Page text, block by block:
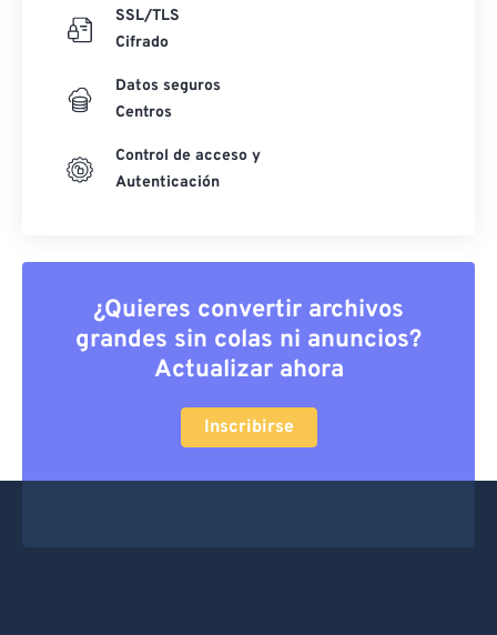
SSL/TLS
Cifrado
Datos seguros
Centros
Control de acceso y
Autenticación
¿Quieres convertir archivos
grandes sin colas ni anuncios?
Actualizar ahora
Inscribirse